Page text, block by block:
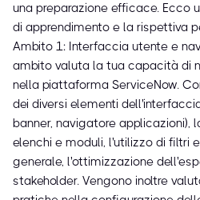
una preparazione efficace. Ecco
di apprendimento e la rispettiva
Ambito 1: Interfaccia utente e
ambito valuta la tua capacità di
nella piattaforma ServiceNow.
dei diversi elementi
banner, navigatore applicazioni),
elenchi e moduli, l'utilizzo di filtri
generale, l'ottimizzazione
stakeholder. Vengono inoltre